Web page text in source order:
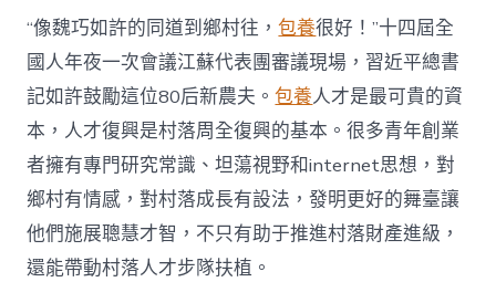
水
甜
心
寶
物
查
包
養
網
_
中
“像魏巧如許的同道到鄉村往，包養很好！”十四屆全
國人年夜一次會議江蘇代表團審議現場，習近平總書
記如許鼓勵這位80后新農夫。包養人才是最可貴的資
本，人才復興是村落周全復興的基本。很多青年創業
者擁有專門研究常識、坦蕩視野和internet思想，對
鄉村有情感，對村落成長有設法，發明更好的舞臺讓
他們施展聰慧才智，不只有助于推進村落財產進級，
還能帶動村落人才步隊扶植。